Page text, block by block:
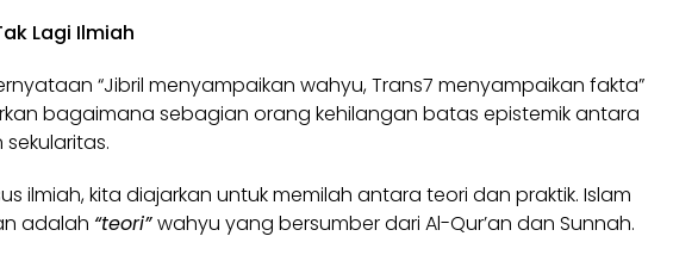
Lagi Ilmiah
“Jibril menyampaikan wahyu, Trans7 menyampaikan fakta”
bagaimana sebagian orang kehilangan batas epistemik antara
ilmiah, kita diajarkan untuk memilah antara teori dan praktik. Islam
adalah “teori”wahyu yang bersumber dari Al-Qur’an dan Sunnah.